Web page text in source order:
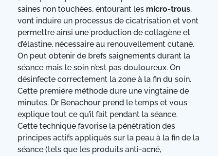
saines non touchées, entourant les micro-trous,
vont induire un processus de cicatrisation et vont
permettre ainsi une production de collagène et
d’élastine, nécessaire au renouvellement cutané.
On peut obtenir de brefs saignements durant la
séance mais le soin n’est pas douloureux. On
désinfecte correctement la zone à la fin du soin.
Cette première méthode dure une vingtaine de
minutes. Dr Benachour prend le temps et vous
explique tout ce qu’il fait pendant la séance.
Cette technique favorise la pénétration des
principes actifs appliqués sur la peau à la fin de la
séance (tels que les produits anti-acné,